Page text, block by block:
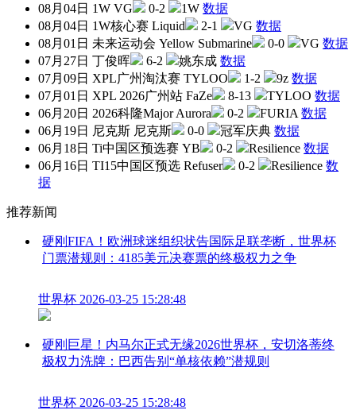
08月04日 1W VG 0-2 1W 数据
08月04日 1W核心赛 Liquid 2-1 VG 数据
08月01日 未来运动会 Yellow Submarine 0-0 VG 数据
07月27日 丁俊晖 6-2 姚东成 数据
07月09日 XPL广州淘汰赛 TYLOO 1-2 9z 数据
07月01日 XPL 2026广州站 FaZe 8-13 TYLOO 数据
06月20日 2026科隆Major Aurora 0-2 FURIA 数据
06月19日 尼克斯 尼克斯 0-0 冠军庆典 数据
06月18日 Ti中国区预选赛 YB 0-2 Resilience 数据
06月16日 TI15中国区预选 Refuser 0-2 Resilience 数
据
推荐新闻
硬刚FIFA！欧洲球迷组织状告国际足联垄断，世界杯
门票潜规则：4185美元决赛票的终极权力之争
世界杯 2026-03-25 15:28:48
硬刚巨星！内马尔正式无缘2026世界杯，安切洛蒂终
极权力洗牌：巴西告别“单核依赖”潜规则
世界杯 2026-03-25 15:28:48